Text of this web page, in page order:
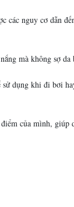
các nguy cơ dẫn
mà không sợ
dụng khi đi bơi
của mình, giúp